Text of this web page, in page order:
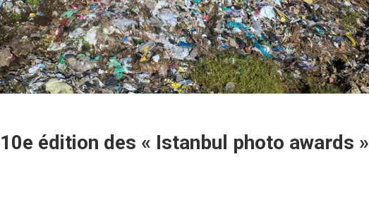
édition des « Istanbul photo awards »